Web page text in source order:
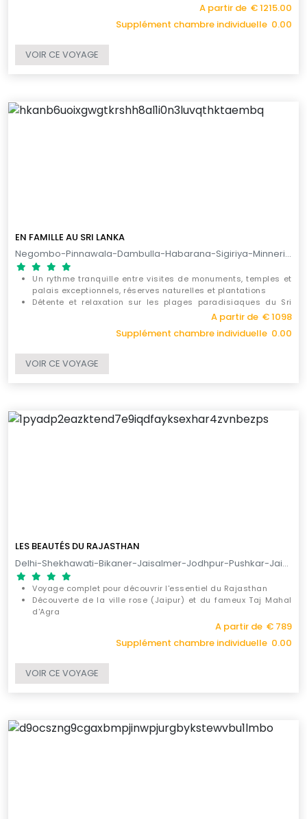
A partir de € 1215.00
Supplément chambre individuelle 0.00
VOIR CE VOYAGE
EN FAMILLE AU SRI LANKA
Negombo-Pinnawala-Dambulla-Habarana-Sigiriya-Minneriya-Matale-Kandy-Kitulgala-Nuwara Eliya-Ella-Yala-Galle-Hikkaduwa-Balapitiya-Kosgoda-Colombo / 12 JOURS
Un rythme tranquille entre visites de monuments, temples et
palais exceptionnels, réserves naturelles et plantations
Détente et relaxation sur les plages paradisiaques du Sri
Un large choix d'activités de tous genres individuelles ou en
A partir de € 1098
Supplément chambre individuelle 0.00
VOIR CE VOYAGE
LES BEAUTÉS DU RAJASTHAN
Delhi-Shekhawati-Bikaner-Jaisalmer-Jodhpur-Pushkar-Jaipur-Kalakho-Agra-Delhi / 11 JOURS
Voyage complet pour découvrir l'essentiel du Rajasthan
Découverte de la ville rose (Jaipur) et du fameux Taj Mahal
d'Agra
Exploration du Temple des rats de Karni MataA partir de € 789
Supplément chambre individuelle 0.00
VOIR CE VOYAGE